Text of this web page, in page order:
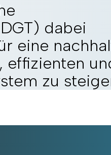
dabei
eine
effizienten
zu